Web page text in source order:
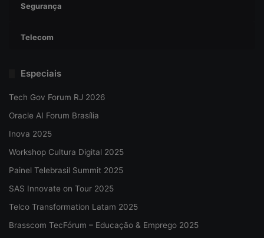
Segurança
Telecom
Especiais
Tech Gov Forum RJ 2026
Oracle AI Forum Brasília
Inova 2025
Workshop Cultura Digital 2025
Painel Telebrasil Summit 2025
SAS Innovate on Tour 2025
Telco Transformation Latam 2025
Brasscom TecFórum – Educação & Emprego 2025